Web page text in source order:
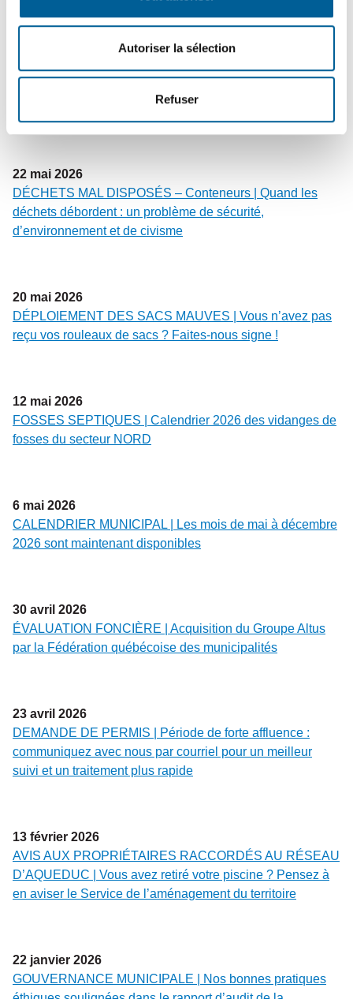
Autoriser la sélection
Refuser
PROPRIÉTAIRES ET GARDIENS DE CHIENS | Rappel
cohabitation harmonieuse
22 mai 2026
DÉCHETS MAL DISPOSÉS – Conteneurs | Quand les
déchets débordent : un problème de sécurité,
d’environnement et de civisme
20 mai 2026
DÉPLOIEMENT DES SACS MAUVES | Vous n’avez pas
reçu vos rouleaux de sacs ? Faites-nous signe !
12 mai 2026
FOSSES SEPTIQUES | Calendrier 2026 des vidanges de
fosses du secteur NORD
6 mai 2026
CALENDRIER MUNICIPAL | Les mois de mai à décembre
2026 sont maintenant disponibles
30 avril 2026
ÉVALUATION FONCIÈRE | Acquisition du Groupe Altus
par la Fédération québécoise des municipalités
23 avril 2026
DEMANDE DE PERMIS | Période de forte affluence :
communiquez avec nous par courriel pour un meilleur
suivi et un traitement plus rapide
13 février 2026
AVIS AUX PROPRIÉTAIRES RACCORDÉS AU RÉSEAU
D’AQUEDUC | Vous avez retiré votre piscine ? Pensez à
en aviser le Service de l’aménagement du territoire
22 janvier 2026
GOUVERNANCE MUNICIPALE | Nos bonnes pratiques